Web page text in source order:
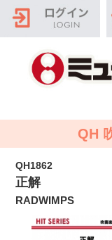
QH
QH1862
正解
RADWIMPS